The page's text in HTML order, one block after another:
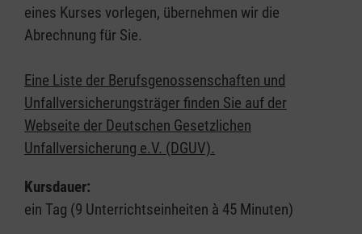
eines Kurses vorlegen, übernehmen wir die
Abrechnung für Sie.
Eine Liste der Berufsgenossenschaften und
Unfallversicherungsträger finden Sie auf der
Webseite der Deutschen Gesetzlichen
Unfallversicherung e.V. (DGUV).
Kursdauer:
ein Tag (9 Unterrichtseinheiten à 45 Minuten)